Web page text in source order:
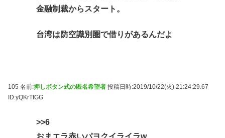
金融制裁からスタート。
台湾は防空識別圏で借りがあるんだよ
105 名前:押しボタン式の匿名希望者 投稿日時:2019/10/22(火) 21:24:29.67
ID:yQKrTfGG
>>6